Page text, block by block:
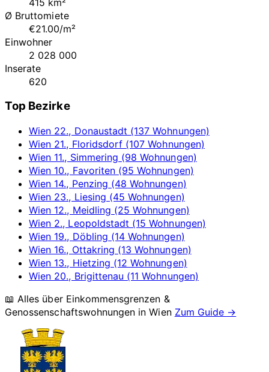
415 km²
Ø Bruttomiete
€21.00/m²
Einwohner
2 028 000
Inserate
620
Top Bezirke
Wien 22., Donaustadt (137 Wohnungen)
Wien 21., Floridsdorf (107 Wohnungen)
Wien 11., Simmering (98 Wohnungen)
Wien 10., Favoriten (95 Wohnungen)
Wien 14., Penzing (48 Wohnungen)
Wien 23., Liesing (45 Wohnungen)
Wien 12., Meidling (25 Wohnungen)
Wien 2., Leopoldstadt (15 Wohnungen)
Wien 19., Döbling (14 Wohnungen)
Wien 16., Ottakring (13 Wohnungen)
Wien 13., Hietzing (12 Wohnungen)
Wien 20., Brigittenau (11 Wohnungen)
📖 Alles über Einkommensgrenzen &
Genossenschaftswohnungen inWien Zum Guide →